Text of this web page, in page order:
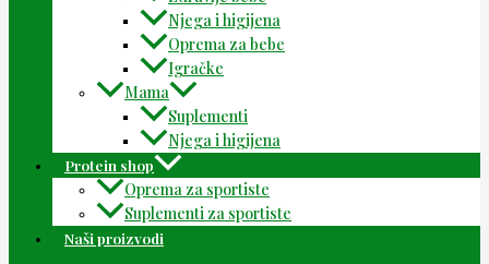
Njega i higijena
Oprema za bebe
Igračke
Mama
Suplementi
Njega i higijena
Protein shop
Oprema za sportiste
Suplementi za sportiste
Naši proizvodi